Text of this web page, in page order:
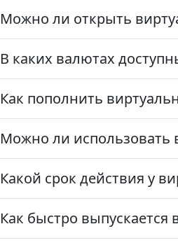
Можно ли открыть
В каких валютах
Как пополнить
Можно ли использовать
Какой срок действия у
Как быстро выпускается